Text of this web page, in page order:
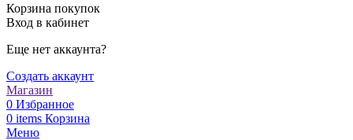
Корзина покупок
Вход в кабинет
Еще нет аккаунта?
Создать аккаунт
Магазин
0 Избранное
0 items Корзина
Меню